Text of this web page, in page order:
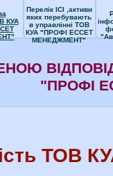
КУА
Перелік ІСІ ,активи
яких перебувають
в управлінні ТОВ
КУА "ПРОФІ ЕССЕТ
МЕНЕДЖМЕНТ"
"ПРОФІ